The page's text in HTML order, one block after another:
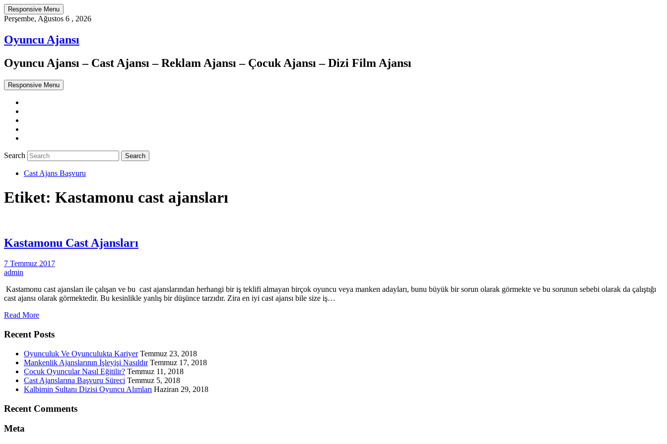
Responsive Menu
Perşembe, Ağustos 6 , 2026
Oyuncu Ajansı
Oyuncu Ajansı – Cast Ajansı – Reklam Ajansı – Çocuk Ajansı – Dizi Film Ajansı
Responsive Menu
Search
Cast Ajans Başvuru
Etiket: Kastamonu cast ajansları
Kastamonu Cast Ajansları
7 Temmuz 2017
admin
Kastamonu cast ajansları ile çalışan ve bu cast ajanslarından herhangi bir iş teklifi almayan birçok oyuncu veya manken adayları, bunu büyük bir sorun olarak görmekte ve bu sorunun sebebi olarak da çalıştığı
cast ajansı olarak görmektedir. Bu kesinlikle yanlış bir düşünce tarzıdır. Zira en iyi cast ajansı bile size iş…
Read More
Recent Posts
Oyunculuk Ve Oyunculukta Kariyer Temmuz 23, 2018
Mankenlik Ajanslarının İşleyişi Nasıldır Temmuz 17, 2018
Çocuk Oyuncular Nasıl Eğitilir? Temmuz 11, 2018
Cast Ajanslarına Başvuru Süreci Temmuz 5, 2018
Kalbimin Sultanı Dizisi Oyuncu Alımları Haziran 29, 2018
Recent Comments
Meta